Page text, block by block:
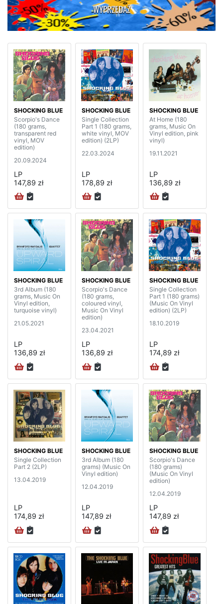
WYPRZEDAŻ
SHOCKING BLUE
Scorpio's Dance
(180 grams,
transparent red
vinyl, MOV
edition)
20.09.2024
LP
147,89 zł
SHOCKING BLUE
Single Collection
Part 1 (180 grams,
white vinyl, MOV
edition) (2LP)
22.03.2024
LP
178,89 zł
SHOCKING BLUE
At Home (180
grams, Music On
Vinyl edition, pink
vinyl)
19.11.2021
LP
136,89 zł
SHOCKING BLUE
3rd Album (180
grams, Music On
Vinyl edition,
turquoise vinyl)
21.05.2021
LP
136,89 zł
SHOCKING BLUE
Scorpio's Dance
(180 grams,
coloured vinyl,
Music On Vinyl
edition)
23.04.2021
LP
136,89 zł
SHOCKING BLUE
Single Collection
Part 1 (180 grams)
(Music On Vinyl
edition) (2LP)
18.10.2019
LP
174,89 zł
SHOCKING BLUE
Single Collection
Part 2 (2LP)
13.04.2019
LP
174,89 zł
SHOCKING BLUE
3rd Album (180
grams) (Music On
Vinyl edition)
12.04.2019
LP
147,89 zł
SHOCKING BLUE
Scorpio's Dance
(180 grams)
(Music On Vinyl
edition)
12.04.2019
LP
147,89 zł